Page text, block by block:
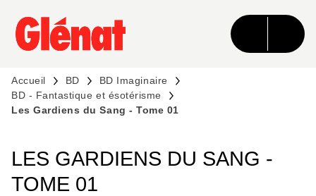
MENU RECHERCHE CONTENU
PIED DE PAGE
Accueil BD
BD Imaginaire
BD - Fantastique et ésotérisme
Les Gardiens du Sang - Tome 01
LES GARDIENS DU SANG -
TOME 01